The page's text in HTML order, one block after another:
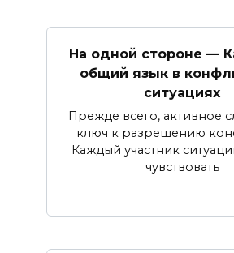
На одной стороне —
общий язык в
ситуациях
Прежде всего, активное
ключ к разрешению
Каждый участник
чувствовать